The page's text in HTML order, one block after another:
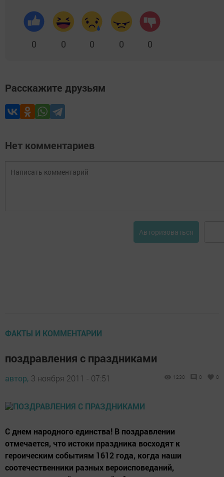
0 0 0 0 0
Расскажите друзьям
Нет комментариев
Авторизоваться
ФАКТЫ И КОММЕНТАРИИ
поздравления с праздниками
автор, 3 ноября 2011 - 07:51 1230 0 0
С днем народного единства! В поздравлении
отмечается, что истоки праздника восходят к
героическим событиям 1612 года, когда наши
соотечественники разных вероисповеданий,